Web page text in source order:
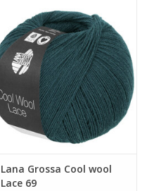
TOEVOEGEN AAN WINKELWAGEN
Lana Grossa Cool wool
Lace 69